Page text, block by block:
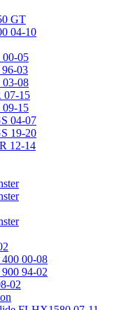
GT
04-10
00-05
03
03-08
07-15
09-15
04-07
19-20
12-14
00-08
94-02
02